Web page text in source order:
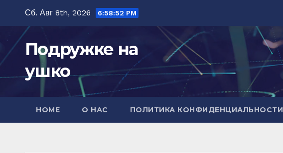
содержимому
Сб. Авг 8th, 2026 6:58:54 PM
Подружке на
ушко
HOME О НАС ПОЛИТИКА КОНФИДЕНЦИАЛЬНОСТИ